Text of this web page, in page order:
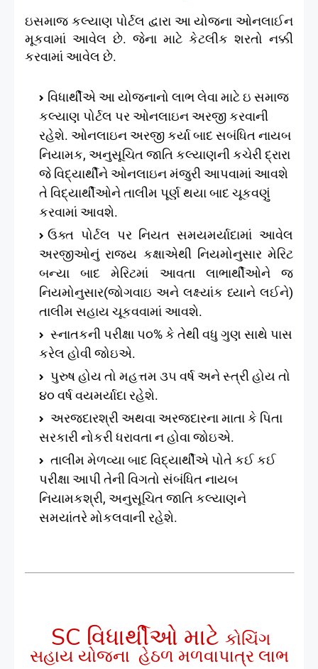
ઇસમાજ કલ્યાણ પોર્ટલ દ્વારા આ યોજના ઓનલાઈન
મૂકવામાં આવેલ છે. જેના માટે કેટલીક શરતો નક્કી
કરવામાં આવેલ છે.
વિધાર્થીએ આ યોજનાનો લાભ લેવા માટે ઇ સમાજ
કલ્યાણ પોર્ટલ પર ઓનલાઇન અરજી કરવાની
રહેશે. ઓનલાઇન અરજી કર્યા બાદ સબંધિત નાયબ
નિયામક, અનુસૂચિત જાતિ કલ્યાણની કચેરી દ્રારા
જે વિદ્યાર્થીને ઓનલાઇન મંજુરી આપવામાં આવશે
તે વિદ્યાર્થીઓને તાલીમ પૂર્ણ થયા બાદ ચૂકવણું
કરવામાં આવશે.
ઉક્ત પોર્ટલ પર નિયત સમયમર્યાદામાં આવેલ
અરજીઓનું રાજ્ય કક્ષાએથી નિયમોનુસાર મેરિટ
બન્યા બાદ મેરિટમાં આવતા લાભાર્થીઓને જ
નિયમોનુસાર(જોગવાઇ અને લક્ષ્યાંક ધ્યાને લઈને)
તાલીમ સહાય ચૂકવવામાં આવશે.
સ્નાતકની પરીક્ષા ૫૦% કે તેથી વધુ ગુણ સાથે પાસ
કરેલ હોવી જોઇએ.
પુરુષ હોય તો મહત્તમ ૩૫ વર્ષ અને સ્ત્રી હોય તો
૪૦ વર્ષ વયમર્યાદા રહેશે.
અરજદારશ્રી અથવા અરજદારના માતા કે પિતા
સરકારી નોકરી ધરાવતા ન હોવા જોઇએ.
તાલીમ મેળવ્યા બાદ વિદ્યાર્થીએ પોતે કઈ કઈ
પરીક્ષા આપી તેની વિગતો સંબંધિત નાયબ
નિયામકશ્રી, અનુસૂચિત જાતિ કલ્યાણને
સમયાંતરે મોકલવાની રહેશે.
SC વિધાર્થીઓ માટે કોચિંગ
સહાય યોજના હેઠળ મળવાપાત્ર લાભ